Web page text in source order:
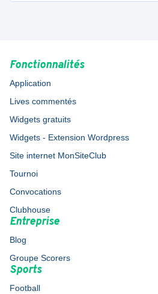
Fonctionnalités
Application
Lives commentés
Widgets gratuits
Widgets - Extension Wordpress
Site internet MonSiteClub
Tournoi
Convocations
Clubhouse
Entreprise
Blog
Groupe Scorers
Sports
Football